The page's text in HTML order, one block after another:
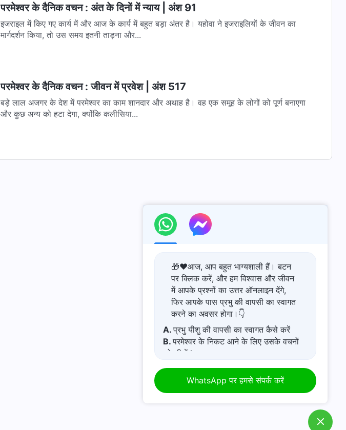
परमेश्वर के दैनिक वचन : अंत के दिनों में न्याय | अंश 91
इजराइल में किए गए कार्य में और आज के कार्य में बहुत बड़ा अंतर है। यहोवा ने इजराइलियों के जीवन का
मार्गदर्शन किया, तो उस समय इतनी ताड़ना और...
परमेश्वर के दैनिक वचन : जीवन में प्रवेश | अंश 517
बड़े लाल अजगर के देश में परमेश्वर का काम शानदार और अथाह है। वह एक समूह के लोगों को पूर्ण बनाएगा
और कुछ अन्य को हटा देगा, क्योंकि कलीसिया...
🎁❤️आज, आप बहुत भाग्यशाली हैं। बटन
पर क्लिक करें, और हम विश्वास और जीवन
में आपके प्रश्नों का उत्तर ऑनलाइन देंगे,
फिर आपके पास प्रभु की वापसी का स्वागत
करने का अवसर होगा।👇
A.प्रभु यीशु की वापसी का स्वागत कैसे करें
B.परमेश्वर के निकट आने के लिए उसके वचनों
को सीखें l
मेरे पास एक प्रार्थना अनुरोध है।
कठिन समय में परमेश्वर में अपनी आस्था कैसे
WhatsApp पर हमसे संपर्क करें